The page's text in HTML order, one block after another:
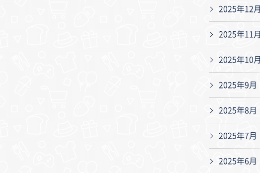
2025年12月
2025年11月
2025年10月
2025年9月
2025年8月
2025年7月
2025年6月